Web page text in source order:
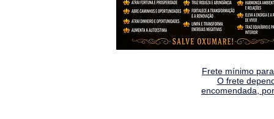
Frete mínimo
O frete
encomendada,